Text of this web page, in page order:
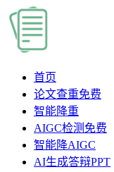
首页
论文查重免费
智能降重
AIGC检测 免费
智能降AIGC
AI生成答辩PPT